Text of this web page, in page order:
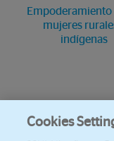
Empoderamiento
mujeres
indígenas
Cookies